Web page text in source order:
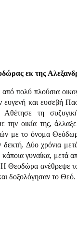
εκ της
πολύ πλούσια
ευγενή και ευσεβή
Αθέτησε τη
την οικία της,
με το όνομα
δεκτή. Δύο χρόνια
κάποια γυναίκα, μετά
Η Θεοδώρα ανέθρεψε
δοξολόγησαν το Θεό.